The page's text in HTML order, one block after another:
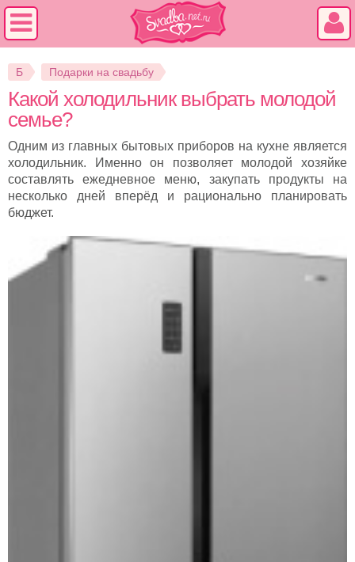
Б Подарки на свадьбу
Какой холодильник выбрать молодой
семье?
Одним из главных бытовых приборов на кухне является
холодильник. Именно он позволяет молодой хозяйке
составлять ежедневное меню, закупать продукты на
несколько дней вперёд и рационально планировать
бюджет.